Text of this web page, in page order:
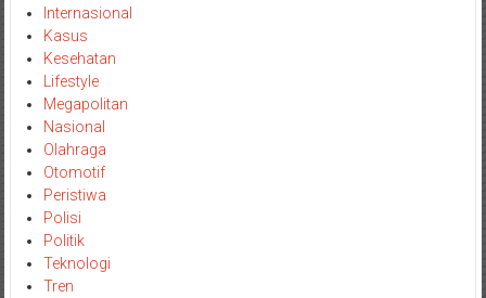
Internasional
Kasus
Kesehatan
Lifestyle
Megapolitan
Nasional
Olahraga
Otomotif
Peristiwa
Polisi
Politik
Teknologi
Tren